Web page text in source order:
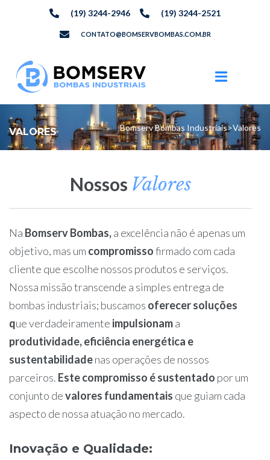
(19) 3244-2946 (19) 3244-2521
CONTATO@BOMSERVBOMBAS.COM.BR
VALORES Bomserv Bombas Industriais>Valores
Nossos Valores
Na Bomserv Bombas,a excelência não é apenas um
objetivo, mas um compromissofirmado com cada
cliente que escolhe nossos produtos e serviços.
Nossa missão transcende a simples entrega de
bombas industriais; buscamos oferecer soluções
que verdadeiramente impulsionama
produtividade, eficiência energética e
sustentabilidadenas operações de nossos
parceiros. Este compromisso é sustentado por um
conjunto devalores fundamentais que guiam cada
aspecto de nossa atuação no mercado.
Inovação e Qualidade: